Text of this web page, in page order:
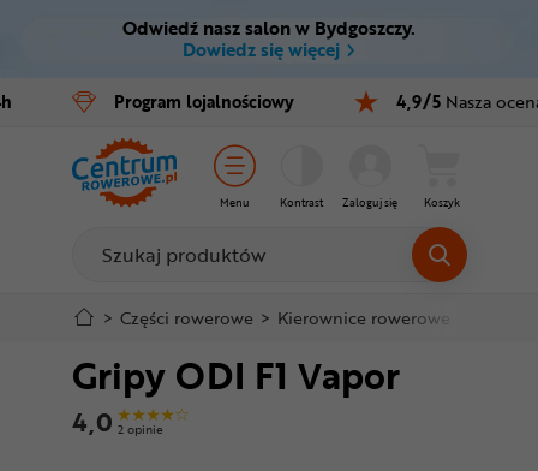
Ctrl M
Menu główne
Informacje o produkcie
Do koszyka
Szczegółowe informacje
Stopka
Odwiedź nasz salon w Bydgoszczy.
Dowiedz się więcej
Program lojalnościowy 4,9/5 Nasza
Menu Kontrast Zaloguj się Koszyk
Rowery
E-bike
Części
Akcesoria
Odzież
Kaski
Buty
> Części rowerowe > Kierownice rowerowe
Gripy ODI F1 Vapor
4,0 2 opinie